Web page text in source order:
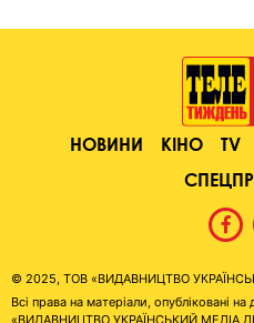
НОВИНИ КІНО TV
© 2025, ТОВ «ВИДАВНИЦТВО
Всі права на матеріали, опубліковані
«ВИДАВНИЦТВО УКРАЇНСЬКИЙ МЕДІА